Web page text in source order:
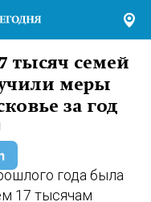
тысяч семей
меры
за год
года была
17 тысячам